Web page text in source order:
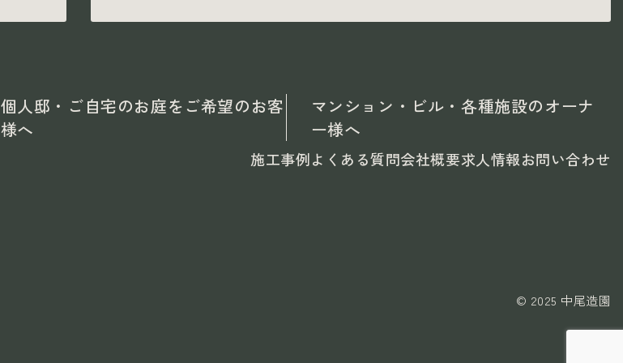
個人邸・ご自宅のお庭をご希望のお客
様へ
マンション・ビル・各種施設のオーナ
ー様へ
施工事例よくある質問会社概要求人情報お問い合わせ
© 2025 中尾造園